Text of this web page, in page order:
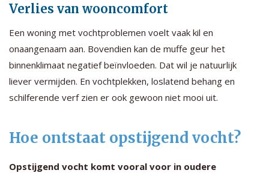
Verlies van wooncomfort
Een woning met vochtproblemen voelt vaak kil en
onaangenaam aan. Bovendien kan de muffe geur het
binnenklimaat negatief beïnvloeden. Dat wil je natuurlijk
liever vermijden. En vochtplekken, loslatend behang en
schilferende verf zien er ook gewoon niet mooi uit.
Hoe ontstaat opstijgend vocht?
Opstijgend vocht komt vooral voor in oudere